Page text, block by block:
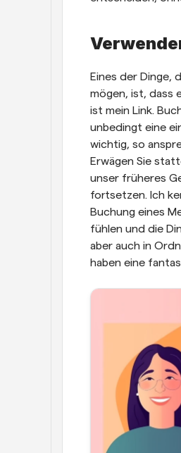
Eines der Dinge,
mögen, ist, dass
ist mein Link.
unbedingt eine
wichtig, so
Erwägen Sie
unser früheres
fortsetzen. Ich
Buchung eines
fühlen und die
aber auch in
haben eine